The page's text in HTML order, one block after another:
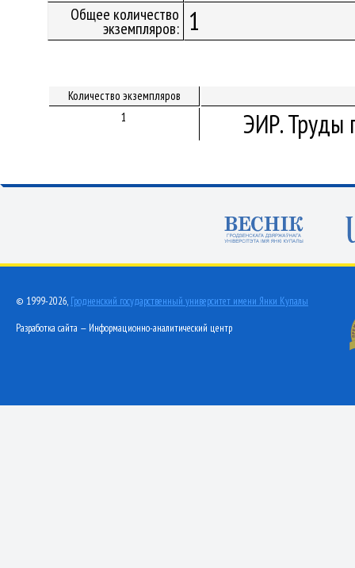
Общее количество
экземпляров: 1
Количество экземпляров
1
ЭИР. Труды
© 1999-2026, Гродненский государственный университет имени Янки Купалы
Разработка сайта — Информационно-аналитический центр